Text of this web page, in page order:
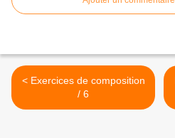
< Exercices de composition
/ 6